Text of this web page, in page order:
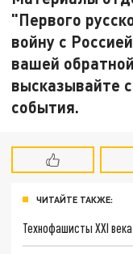
"Первого
войну с
вашей
высказывайте
события.
ЧИТАЙТЕ ТАКЖЕ:
Технофашисты XXI века